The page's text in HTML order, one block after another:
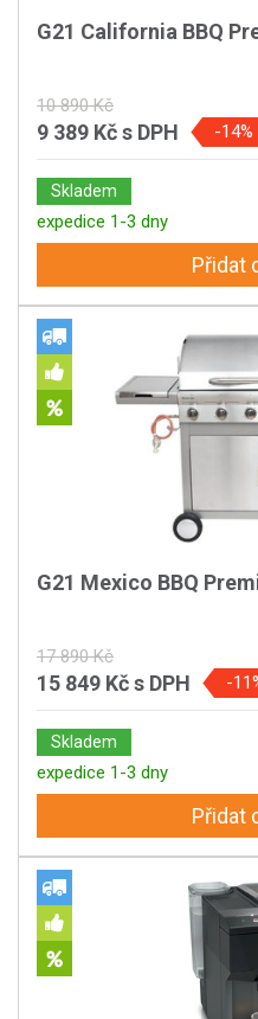
G21 California BBQ
10 890 Kč
9 389 Kčs DPH -14%
Skladem
expedice 1-3 dny
Přidat
G21 Mexico BBQ
17 890 Kč
15 849 Kčs DPH -
Skladem
expedice 1-3 dny
Přidat